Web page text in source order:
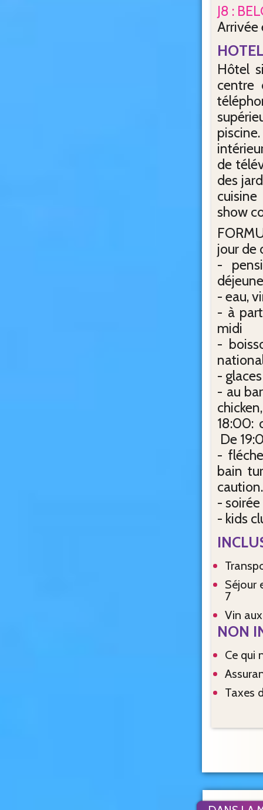
J8 :
Arrivée
Hôtel
centre
de
des
show
jour de
-
- eau,
- à
midi
-
-
- au
18:00:
De
-
bain
-
- kids
Séjour en pension complète du jour 2 à midi jusqu’au pt déj du jour
7
vin
NON
Ce